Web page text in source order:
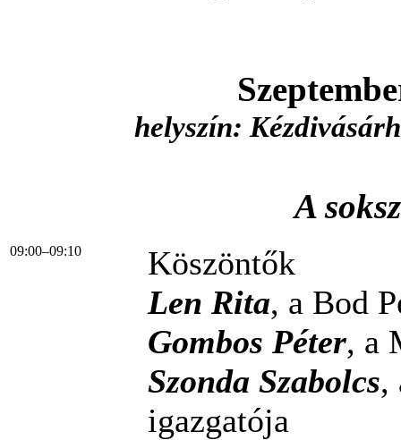
helyszín:
A
09:00–09:10
Köszöntők
Len Rita, a Bod
Gombos Péter, a
Szonda Szabolcs,
igazgatója